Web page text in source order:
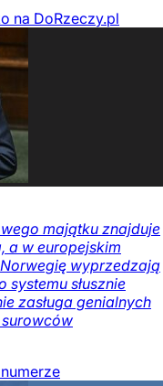
na DoRzeczy.pl
majątku znajduje
a w europejskim
wyprzedzają
systemu słusznie
zasługa genialnych